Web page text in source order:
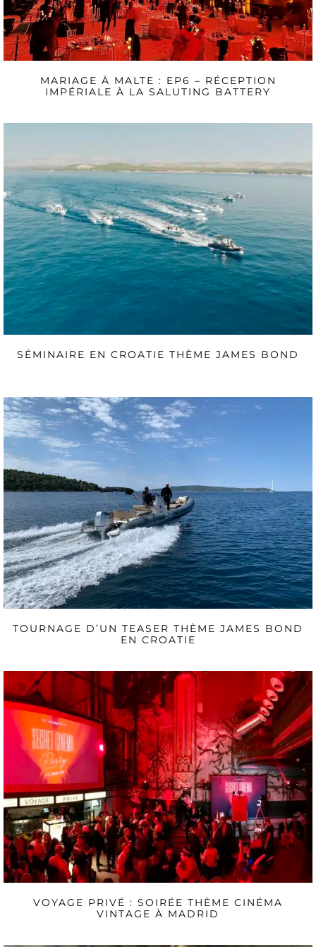
MARIAGE À MALTE : EP6 – RÉCEPTION
IMPÉRIALE À LA SALUTING BATTERY
SÉMINAIRE EN CROATIE THÈME JAMES BOND
TOURNAGE D’UN TEASER THÈME JAMES BOND
EN CROATIE
VOYAGE PRIVÉ : SOIRÉE THÈME CINÉMA
VINTAGE À MADRID